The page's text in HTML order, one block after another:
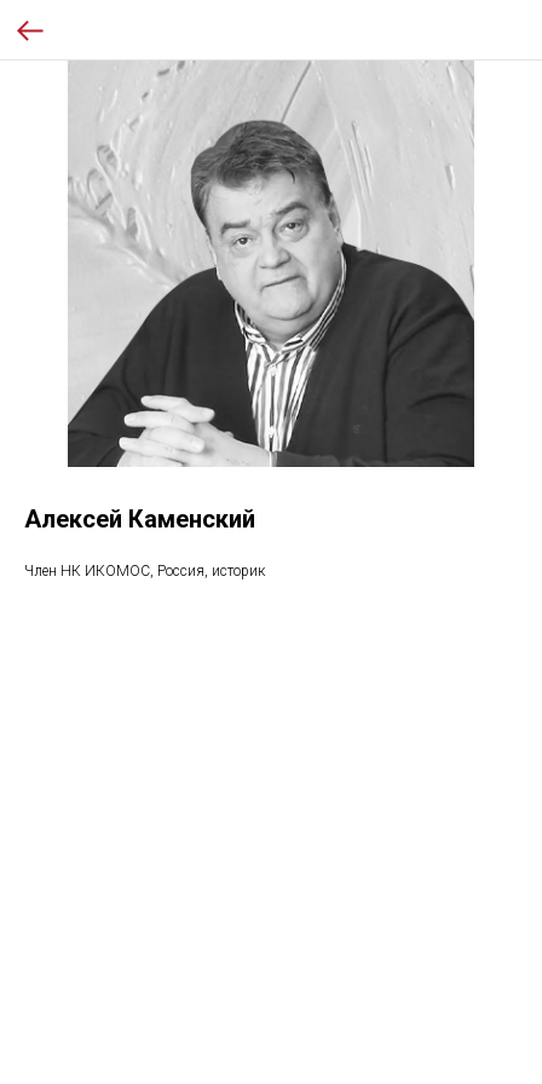
Алексей Каменский
Член НК ИКОМОС, Россия, историк